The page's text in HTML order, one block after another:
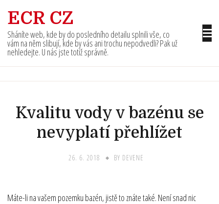
content
ECR CZ
Sháníte web, kde by do posledního detailu splnili vše, co
vám na něm slibují, kde by vás ani trochu nepodvedli? Pak už
nehledejte. U nás jste totiž správně.
Kvalitu vody v bazénu se
nevyplatí přehlížet
26. 6. 2018 BY DEVENE
Máte-li na vašem pozemku bazén, jistě to znáte také. Není snad nic